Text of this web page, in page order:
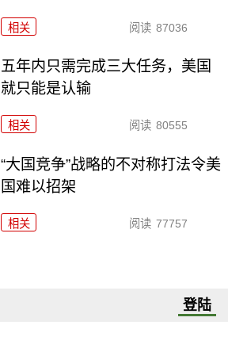
相关 阅读 87036
五年内只需完成三大任务，美国
就只能是认输
相关 阅读 80555
“大国竞争”战略的不对称打法令美
国难以招架
相关 阅读 77757
登陆